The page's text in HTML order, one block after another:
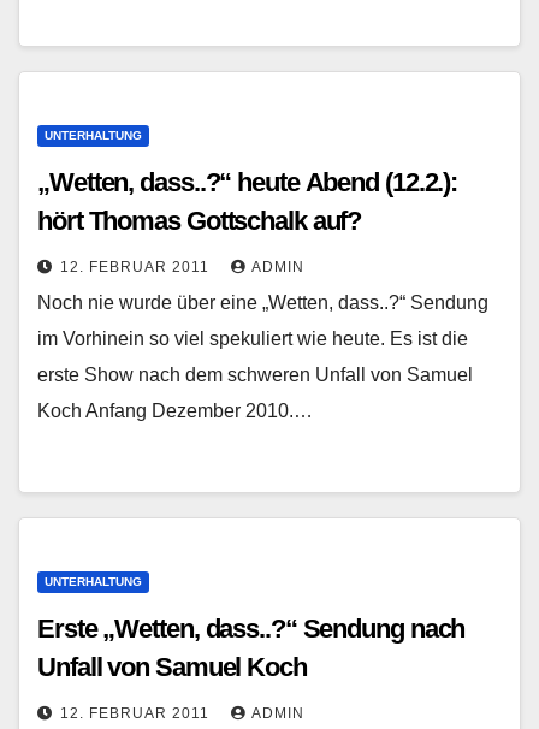
UNTERHALTUNG
„Wetten, dass..?“ heute Abend (12.2.):
hört Thomas Gottschalk auf?
12. FEBRUAR 2011 ADMIN
Noch nie wurde über eine „Wetten, dass..?“ Sendung
im Vorhinein so viel spekuliert wie heute. Es ist die
erste Show nach dem schweren Unfall von Samuel
Koch Anfang Dezember 2010.…
UNTERHALTUNG
Erste „Wetten, dass..?“ Sendung nach
Unfall von Samuel Koch
12. FEBRUAR 2011 ADMIN